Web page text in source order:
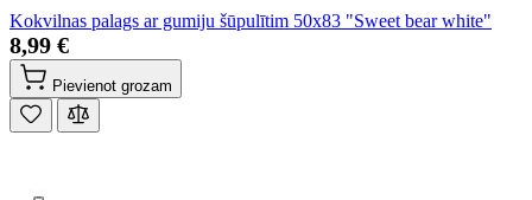
Kokvilnas palags ar gumiju šūpulītim 50x83 "Sweet bear white"
8,99 €
Pievienot grozam